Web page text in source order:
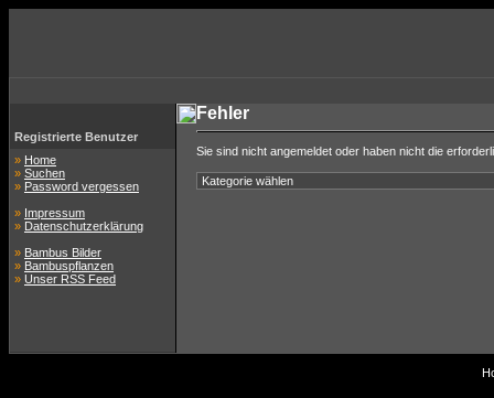
Registrierte Benutzer
» Home
» Suchen
» Password vergessen
» Impressum
» Datenschutzerklärung
» Bambus Bilder
» Bambuspflanzen
» Unser RSS Feed
Fehler
Sie sind nicht angemeldet oder haben nicht die